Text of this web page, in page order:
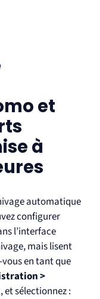
et
à
automatique
configurer
l’interface
mais lisent
en tant que
>
, et sélectionnez :